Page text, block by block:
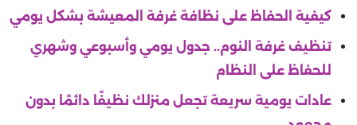
كيفية الحفاظ على نظافة غرفة المعيشة بشكل يومي
تنظيف غرفة النوم.. جدول يومي وأسبوعي وشهري
للحفاظ على النظام
عادات يومية سريعة تجعل منزلك نظيفًا دائمًا بدون